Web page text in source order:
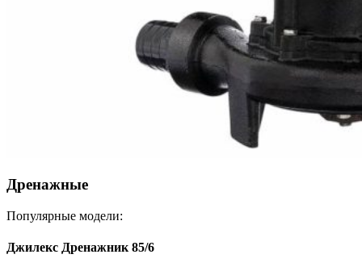
Дренажные
Популярные модели:
Джилекс Дренажник 85/6